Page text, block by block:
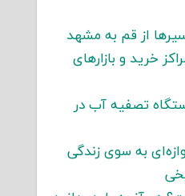
از قم به مشهد
خرید و بازارهای
تصفیه آب در
به سوی زندگی